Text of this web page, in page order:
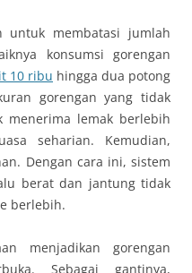
untuk membatasi jumlah
konsumsi gorengan
10 ribu hingga dua potong
gorengan yang tidak
lemak berlebih
seharian. Kemudian,
Dengan cara ini, sistem
berat dan jantung tidak
berlebih.
menjadikan gorengan
Sebagai gantinya,